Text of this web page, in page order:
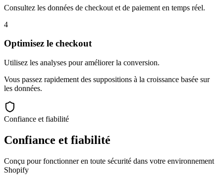
Consultez les données de checkout et de paiement en temps réel.
4
Optimisez le checkout
Utilisez les analyses pour améliorer la conversion.
Vous passez rapidement des suppositions à la croissance basée sur
les données.
Confiance et fiabilité
Confiance et fiabilité
Conçu pour fonctionner en toute sécurité dans votre environnement
Shopify